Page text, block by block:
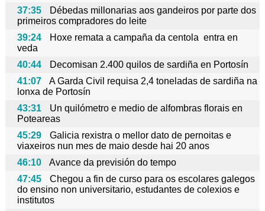
37:35
Débedas millonarias aos gandeiros por parte dos
primeiros compradores do leite
39:24
Hoxe remata a campaña da centola entra en
veda
40:44
Decomisan 2.400 quilos de sardiña en Portosín
41:07
A Garda Civil requisa 2,4 toneladas de sardiña na
lonxa de Portosín
43:31
Un quilómetro e medio de alfombras florais en
Poteareas
45:29
Galicia rexistra o mellor dato de pernoitas e
viaxeiros nun mes de maio desde hai 20 anos
46:10
Avance da previsión do tempo
47:45
Chegou a fin de curso para os escolares galegos
do ensino non universitario, estudantes de colexios e
institutos